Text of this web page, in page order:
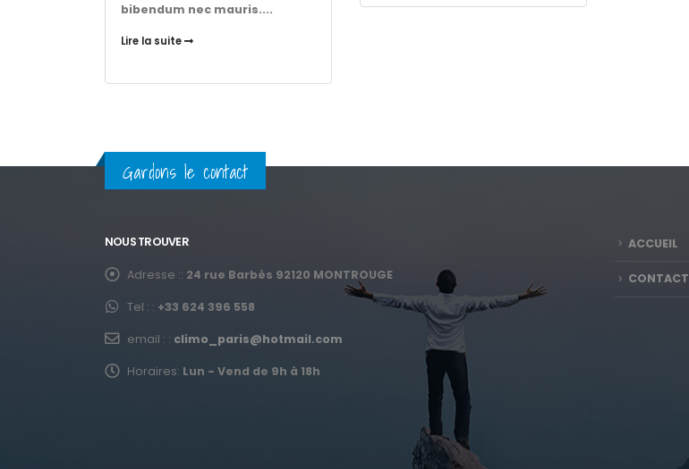
bibendum nec mauris....
Lire la suite
Gardons le contact
NOUS TROUVER
Adresse :: 24 rue Barbès 92120 MONTROUGE
Tel : : +33 624 396 558
email : : climo_paris@hotmail.com
Horaires: Lun - Vend de 9h à 18h
ACCUEIL
CONTACT